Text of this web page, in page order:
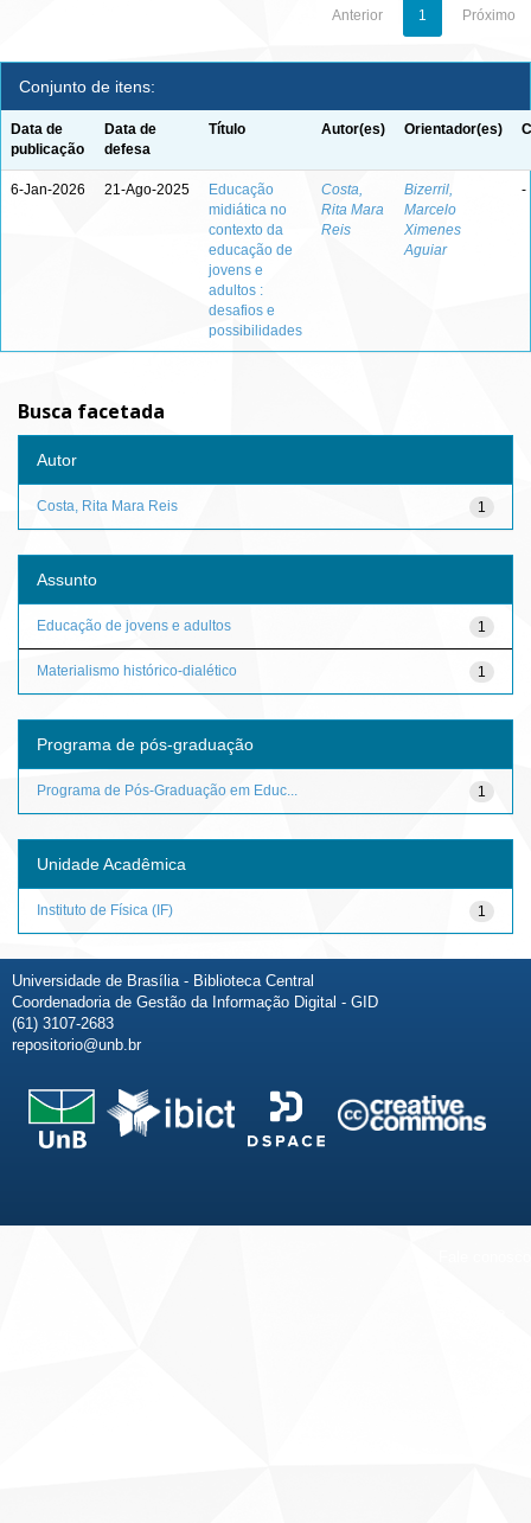
Anterior 1 Próximo
Conjunto de itens:
Data de
publicação
Data de
defesa
Título Autor(es) Orientador(es)
6-Jan-2026 21-Ago-2025
Educação
midiática no
contexto da
educação de
jovens e
adultos :
desafios e
possibilidades
Costa,
Rita Mara
Reis
Bizerril,
Marcelo
Ximenes
Aguiar
-
Busca facetada
Autor
1
Costa, Rita Mara Reis
Assunto
1
Educação de jovens e adultos
1
Materialismo histórico-dialético
Programa de pós-graduação
1
Programa de Pós-Graduação em Educ...
Unidade Acadêmica
1
Instituto de Física (IF)
Universidade de Brasília - Biblioteca Central
Coordenadoria de Gestão da Informação Digital - GID
(61) 3107-2683
repositorio@unb.br